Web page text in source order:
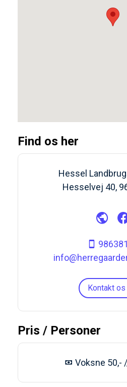
Find os her
Hessel
Hesselvej 40,
Kontakt os
Pris / Personer
Voksne 50,-